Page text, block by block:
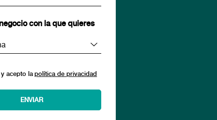
con la que quieres
acepto la política de privacidad